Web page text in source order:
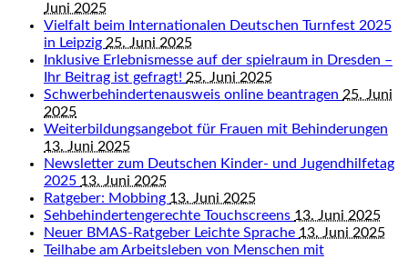
Juni 2025
Vielfalt beim Internationalen Deutschen Turnfest 2025
in Leipzig 25. Juni 2025
Inklusive Erlebnismesse auf der spielraum in Dresden –
Ihr Beitrag ist gefragt! 25. Juni 2025
Schwerbehindertenausweis online beantragen 25. Juni
2025
Weiterbildungsangebot für Frauen mit Behinderungen
13. Juni 2025
Newsletter zum Deutschen Kinder- und Jugendhilfetag
2025 13. Juni 2025
Ratgeber: Mobbing 13. Juni 2025
Sehbehindertengerechte Touchscreens 13. Juni 2025
Neuer BMAS-Ratgeber Leichte Sprache 13. Juni 2025
Teilhabe am Arbeitsleben von Menschen mit